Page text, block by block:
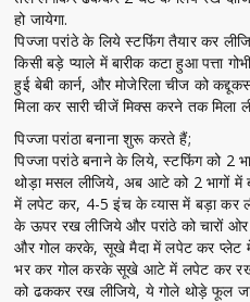
हो जायेगा.
पिज्जा परांठे के लिये स्टफिंग तैयार कर
किसी बड़े प्याले में बारीक कटा हुआ पत्ता
हुई बेबी कार्न, और मोजेरिला चीज को
मिला कर सारी चीजें मिक्स करने तक मिला
पिज्जा परांठा बनाना शुरू करते हैं;
पिज्जा परांठे बनाने के लिये, स्टफिंग को
थोड़ा मसल लीजिये, अब आटे को 2 भागों
में लपेट कर, 4-5 इंच के व्यास में बड़ा कर
के ऊपर रख लीजिये और परांठे को चारों
और गोल करके, सूखे मैदा में लपेट कर प्लेट
भर कर गोल करके सूखे आटे में लपेट कर रख
को ढककर रख लीजिये, ये गोले थोड़े फूल